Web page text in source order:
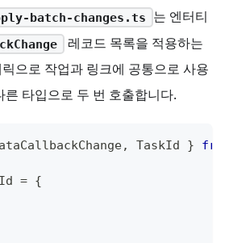
batch-changes.ts
는 엔터티
레코드 목록을 적용하는
으로 작업과 링크에 공통으로 사용
타입으로 두 번 호출합니다.
, TaskId }
= {